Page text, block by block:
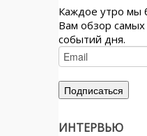
Каждое утро мы
Вам обзор
событий дня.
ИНТЕРВЬЮ